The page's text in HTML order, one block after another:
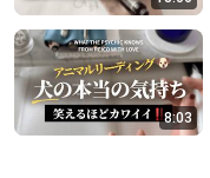
8:03